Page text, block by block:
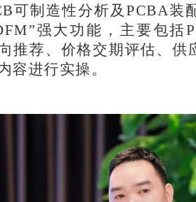
可制造性分析及PCBA装
强大功能，主要包括
推荐、价格交期评估、供
容进行实操。